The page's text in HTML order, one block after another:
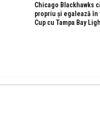
Chicago Blackhawks
propriu și egalează în
Cup cu Tampa Bay